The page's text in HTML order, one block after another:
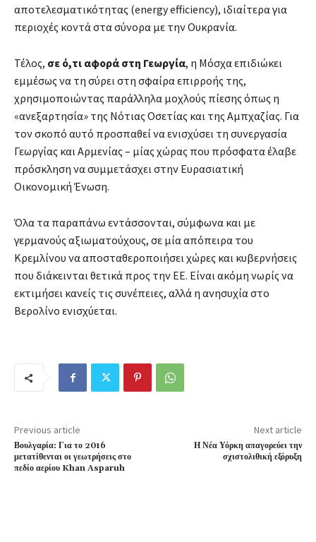
αποτελεσματικότητας (energy efficiency), ιδιαίτερα για
περιοχές κοντά στα σύνορα με την Ουκρανία.
Τέλος, σε ό,τι αφορά στη Γεωργία, η Μόσχα επιδιώκει
εμμέσως να τη σύρει στη σφαίρα επιρροής της,
χρησιμοποιώντας παράλληλα μοχλούς πίεσης όπως η
«ανεξαρτησία» της Νότιας Οσετίας και της Αμπχαζίας. Για
τον σκοπό αυτό προσπαθεί να ενισχύσει τη συνεργασία
Γεωργίας και Αρμενίας – μίας χώρας που πρόσφατα έλαβε
πρόσκληση να συμμετάσχει στην Ευρασιατική
Οικονομική Ένωση.
Όλα τα παραπάνω εντάσσονται, σύμφωνα και με
γερμανούς αξιωματούχους, σε μία απόπειρα του
Κρεμλίνου να αποσταθεροποιήσει χώρες και κυβερνήσεις
που διάκεινται θετικά προς την ΕΕ. Είναι ακόμη νωρίς να
εκτιμήσει κανείς τις συνέπειες, αλλά η ανησυχία στο
Βερολίνο ενισχύεται.
Previous article
Βουλγαρία: Για το 2016
μετατίθενται οι γεωτρήσεις στο
πεδίο αερίου Khan Asparuh
Next article
Η Νέα Υόρκη απαγορεύει την
σχιστολιθική εξόρυξη